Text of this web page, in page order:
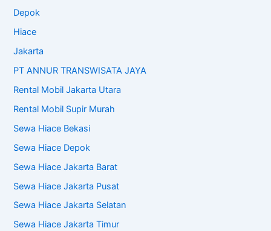
Depok
Hiace
Jakarta
PT ANNUR TRANSWISATA JAYA
Rental Mobil Jakarta Utara
Rental Mobil Supir Murah
Sewa Hiace Bekasi
Sewa Hiace Depok
Sewa Hiace Jakarta Barat
Sewa Hiace Jakarta Pusat
Sewa Hiace Jakarta Selatan
Sewa Hiace Jakarta Timur